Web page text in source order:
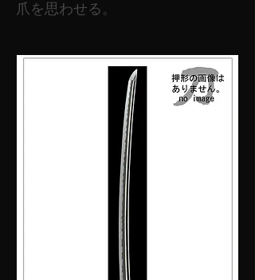
爪を思わせる。